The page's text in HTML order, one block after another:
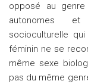
opposé au
autonomes et
socioculturelle
féminin ne se
même sexe
pas du même